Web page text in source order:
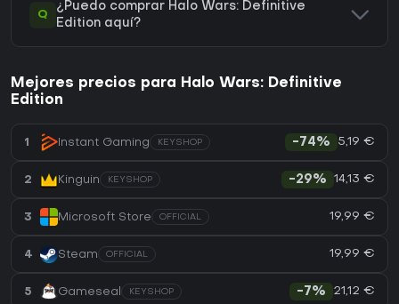
Q
¿Puedo comprar Halo Wars: Definitive
Edition aquí?
Mejores precios para Halo Wars: Definitive
Edition
1 Instant Gaming KEYSHOP -74% 5,19 €
2 Kinguin KEYSHOP -29% 14,13 €
3 Microsoft Store OFFICIAL 19,99 €
4 Steam OFFICIAL 19,99 €
5 Gameseal KEYSHOP -7% 21,12 €